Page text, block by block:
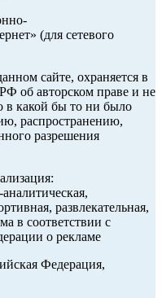
(для сетевого
сайте, охраняется в
об авторском праве и не
в какой бы то ни было
распространению,
разрешения
развлекательная,
в соответствии с
о рекламе
Федерация,